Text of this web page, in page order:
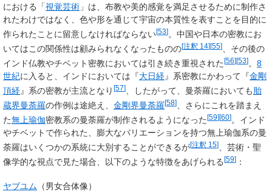
における「視覚芸術 」は、布教や美的感覚を満足させるために制作さ
れたわけではなく、色や形を通じて宇宙の本質性を表すことを目的に
作られたことに留意しなければならない[53] 。中国や日本の密教にお
いてはこの関係性は顧みられなくなったものの[注釈 14][55]
、その後の
インド仏教やチベット密教においては引き続き重視された [56][53] 。 8
世紀に入ると、インドにおいては『大日経』系密教にかわって『金剛
頂経』系の密教が主流となり [57] 、したがって、曼荼羅においても胎
蔵界曼荼羅の作例は途絶え、 金剛界曼荼羅[58]
、さらにこれを踏まえ
た無上瑜伽密教系の曼荼羅が制作されるようになった [59][60] 。インド
やチベットで作られた、膨大なバリエーションを持つ無上瑜伽系の曼
荼羅はいくつかの系統に大別することができるが[注釈 15]
、芸術・聖
像学的な視点で見た場合、以下のような特徴をあげられる [59] ：
ヤブユム （男女合体像）